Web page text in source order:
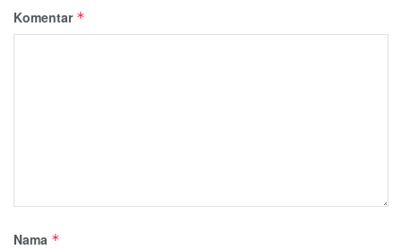
Komentar *
Nama *